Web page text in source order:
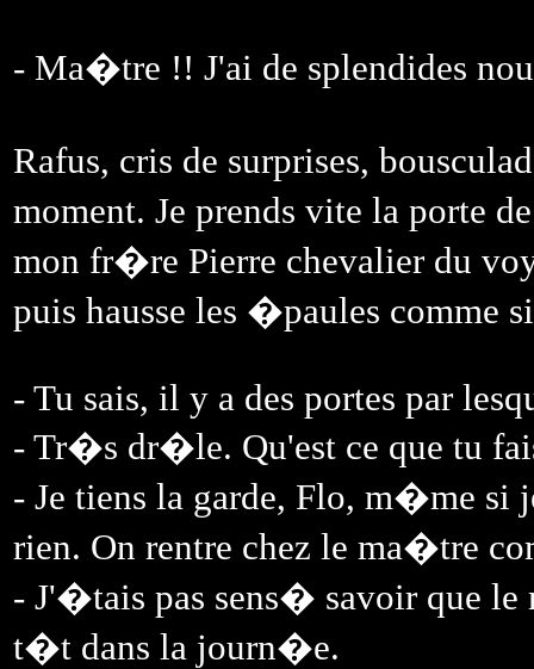
- Ma�tre !! J'ai de splendides
Rafus, cris de surprises,
moment. Je prends vite la porte
mon fr�re Pierre chevalier du
puis hausse les �paules comme
- Tu sais, il y a des portes par
- Tr�s dr�le. Qu'est ce que tu
- Je tiens la garde, Flo, m�me si
rien. On rentre chez le ma�tre
- J'�tais pas sens� savoir que le
t�t dans la journ�e.